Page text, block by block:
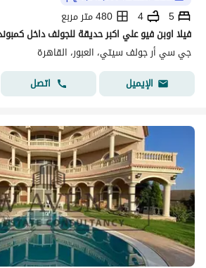
5
4
480 متر مربع
جي سي أر جولف سيتي، العبور، القاهرة
الإيميل
اتصل